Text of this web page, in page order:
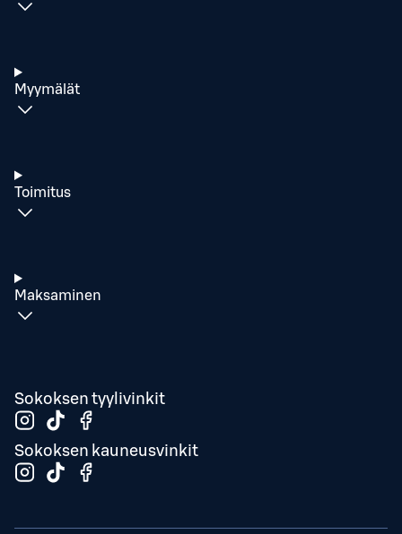
Myymälät
Toimitus
Maksaminen
Sokoksen tyylivinkit
Sokoksen kauneusvinkit